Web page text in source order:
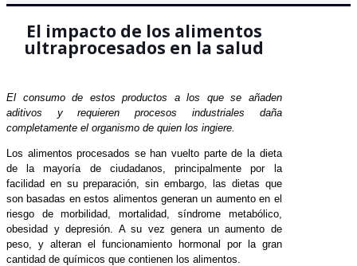
El impacto de los alimentos
ultraprocesados en la salud
El consumo de estos productos a los que se añaden
aditivos y requieren procesos industriales daña
completamente el organismo de quien los ingiere.
Los alimentos procesados se han vuelto parte de la dieta
de la mayoría de ciudadanos, principalmente por la
facilidad en su preparación, sin embargo, las dietas que
son basadas en estos alimentos generan un aumento en el
riesgo de morbilidad, mortalidad, síndrome metabólico,
obesidad y depresión. A su vez genera un aumento de
peso, y alteran el funcionamiento hormonal por la gran
cantidad de químicos que contienen los alimentos.